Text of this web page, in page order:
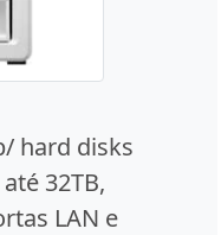
hard disks
32TB,
LAN e